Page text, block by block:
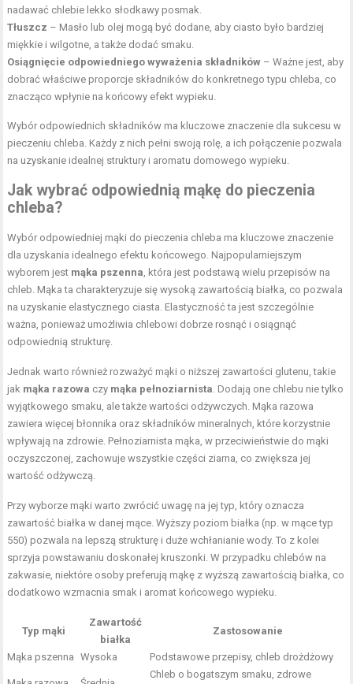
nadawać chlebie lekko słodkawy posmak.
Tłuszcz – Masło lub olej mogą być dodane, aby ciasto było bardziej
miękkie i wilgotne, a także dodać smaku.
Osiągnięcie odpowiedniego wyważenia składników – Ważne jest, aby
dobrać właściwe proporcje składników do konkretnego typu chleba, co
znacząco wpłynie na końcowy efekt wypieku.
Wybór odpowiednich składników ma kluczowe znaczenie dla sukcesu w
pieczeniu chleba. Każdy z nich pełni swoją rolę, a ich połączenie pozwala
na uzyskanie idealnej struktury i aromatu domowego wypieku.
Jak wybrać odpowiednią mąkę do pieczenia
chleba?
Wybór odpowiedniej mąki do pieczenia chleba ma kluczowe znaczenie
dla uzyskania idealnego efektu końcowego. Najpopularniejszym
wyborem jest mąka pszenna, która jest podstawą wielu przepisów na
chleb. Mąka ta charakteryzuje się wysoką zawartością białka, co pozwala
na uzyskanie elastycznego ciasta. Elastyczność ta jest szczególnie
ważna, ponieważ umożliwia chlebowi dobrze rosnąć i osiągnąć
odpowiednią strukturę.
Jednak warto również rozważyć mąki o niższej zawartości glutenu, takie
jak mąka razowa czy mąka pełnoziarnista. Dodają one chlebu nie tylko
wyjątkowego smaku, ale także wartości odżywczych. Mąka razowa
zawiera więcej błonnika oraz składników mineralnych, które korzystnie
wpływają na zdrowie. Pełnoziarnista mąka, w przeciwieństwie do mąki
oczyszczonej, zachowuje wszystkie części ziarna, co zwiększa jej
wartość odżywczą.
Przy wyborze mąki warto zwrócić uwagę na jej typ, który oznacza
zawartość białka w danej mące. Wyższy poziom białka (np. w mące typ
550) pozwala na lepszą strukturę i duże wchłanianie wody. To z kolei
sprzyja powstawaniu doskonałej kruszonki. W przypadku chlebów na
zakwasie, niektóre osoby preferują mąkę z wyższą zawartością białka, co
dodatkowo wzmacnia smak i aromat końcowego wypieku.
Typ mąki
Zawartość
białka
Zastosowanie
Mąka pszenna Wysoka Podstawowe przepisy, chleb drożdżowy
Chleb o bogatszym smaku, zdrowe